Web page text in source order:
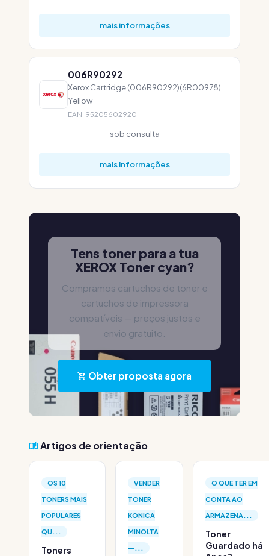
mais informações
006R90292
Xerox Cartridge (006R90292)(6R00978)
Yellow
EAN: 95205602920
sob consulta
mais informações
Tens toner para a tua
XEROX Toner cyan?
Compramos cartuchos de toner e
cartuchos de impressora
compatíveis — preços justos e
envio gratuito.
Obter proposta agora
Artigos de orientação
OS 10
TONERS MAIS
POPULARES
QU...
Toners
VENDER
TONER
KONICA
MINOLTA
—...
O QUE TER EM
CONTA AO
ARMAZENA...
Toner
Guardado há